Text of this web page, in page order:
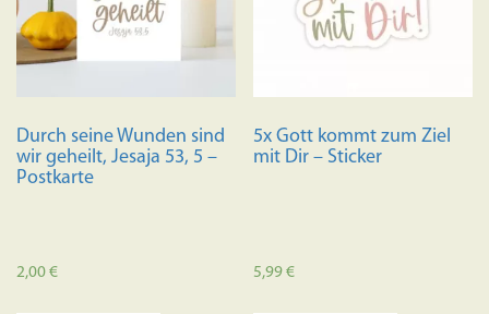
Durch seine Wunden sind
wir geheilt, Jesaja 53, 5 –
Postkarte
2,00€
5x Gott kommt zum Ziel
mit Dir – Sticker
5,99€